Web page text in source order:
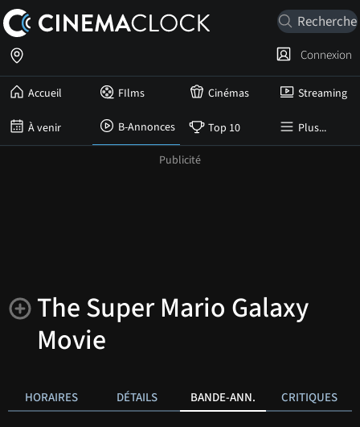
Accueil FIlms Cinémas Streaming
À venir B-Annonces Top 10 Plus...
Connexion
The Super Mario Galaxy
Movie
HORAIRES DÉTAILS BANDE-ANN. CRITIQUES